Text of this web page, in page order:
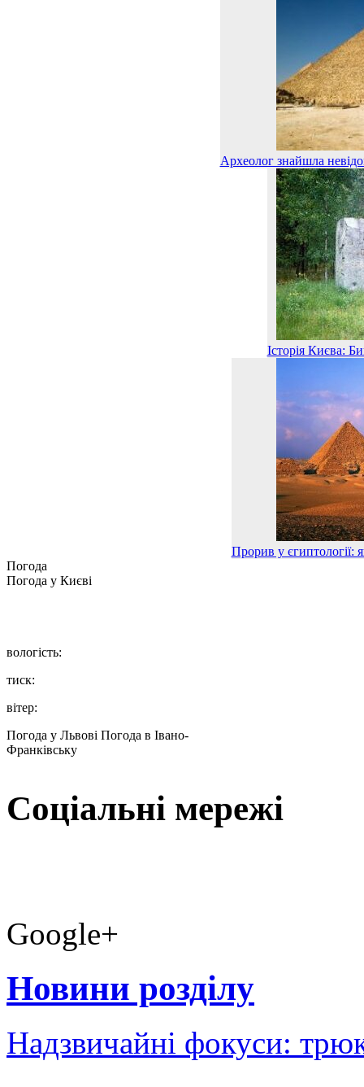
Археолог знайшла
Історія Києва:
Прорив у єгиптології:
Погода
Погода у Києві
вологість:
тиск:
вітер:
Погода у Львові Погода в Івано-
Франківську
Соціальні мережі
Google+
Новини розділу
Надзвичайні фокуси: